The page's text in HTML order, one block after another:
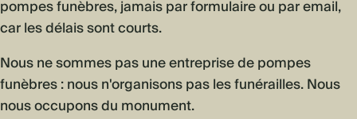
pompes funèbres, jamais par formulaire ou par email,
car les délais sont courts.
Nous ne sommes pas une entreprise de pompes
funèbres : nous n'organisons pas les funérailles. Nous
nous occupons du monument.